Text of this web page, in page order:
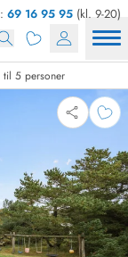
69 16 95 95 (kl. 9-20)
til 5 personer